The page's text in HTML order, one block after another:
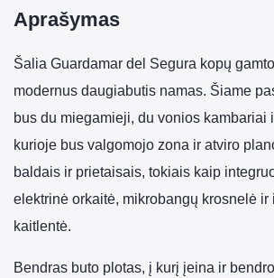
Aprašymas
Šalia Guardamar del Segura kopų
modernus daugiabutis namas. Šiame
bus du miegamieji, du vonios kambariai
kurioje bus valgomojo zona ir atviro
baldais ir prietaisais, tokiais kaip
elektrinė orkaitė, mikrobangų krosnelė ir
kaitlentė.
Bendras buto plotas, į kurį įeina ir